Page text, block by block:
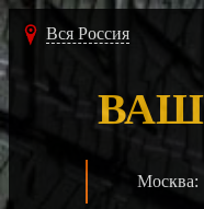
Вся Россия
Москва: